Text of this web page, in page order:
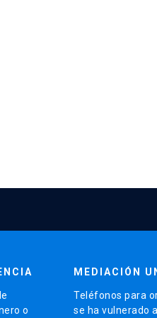
o
MEDIACIÓN
Teléfonos para
se ha vulnerado